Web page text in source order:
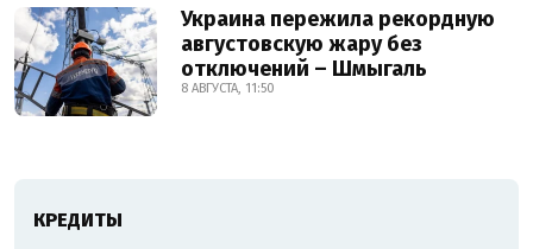
Украина пережила рекордную
августовскую жару без
отключений – Шмыгаль
8 АВГУСТА, 11:50
КРЕДИТЫ